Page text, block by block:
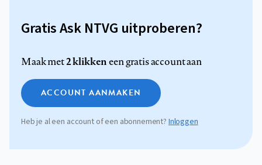
Gratis Ask NTVG uitproberen?
Maak met2 klikkeneen gratis account aan
ACCOUNT AANMAKEN
Heb je al een account of een abonnement? Inloggen